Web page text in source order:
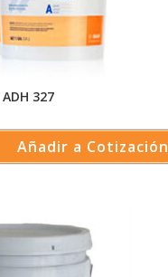
327
Añadir a Cotización